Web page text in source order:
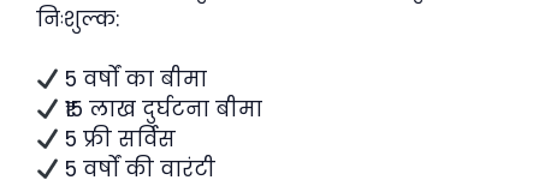
निःशुल्क:
5 वर्षों का बीमा
₹15 लाख दुर्घटना बीमा
5 फ्री सर्विस
5 वर्षों की वारंटी